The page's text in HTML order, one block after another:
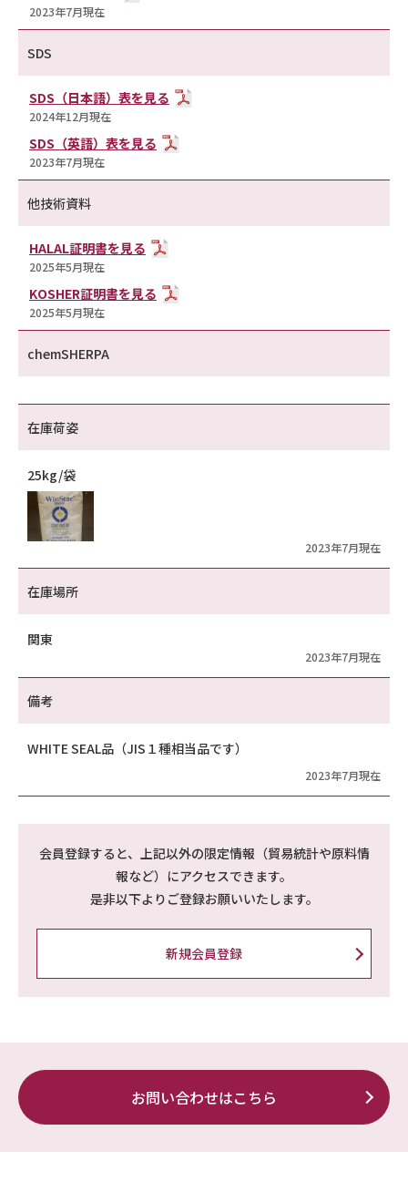
2023年7月現在
SDS
SDS（日本語）表を見る
2024年12月現在
SDS（英語）表を見る
2023年7月現在
他技術資料
HALAL証明書を見る
2025年5月現在
KOSHER証明書を見る
2025年5月現在
chemSHERPA
在庫荷姿
25kg/袋
2023年7月現在
在庫場所
関東
2023年7月現在
備考
WHITE SEAL品（JIS１種相当品です）
2023年7月現在
会員登録すると、上記以外の限定情報（貿易統計や原料情
報など）にアクセスできます。
是非以下よりご登録お願いいたします。
新規会員登録
お問い合わせはこちら